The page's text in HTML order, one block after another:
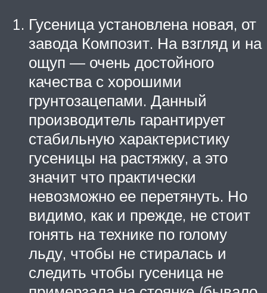
Гусеница установлена новая, от
завода Композит. На взгляд и на
ощуп — очень достойного
качества с хорошими
грунтозацепами. Данный
производитель гарантирует
стабильную характеристику
гусеницы на растяжку, а это
значит что практически
невозможно ее перетянуть. Но
видимо, как и прежде, не стоит
гонять на технике по голому
льду, чтобы не стиралась и
следить чтобы гусеница не